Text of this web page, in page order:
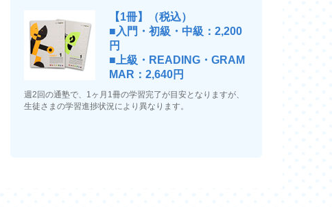
【1冊】（税込）
■入門・初級・中級：2,200
円
■上級・READING・GRAM
MAR：2,640円
週2回の通塾で、1ヶ月1冊の学習完了が目安となりますが、
生徒さまの学習進捗状況により異なります。